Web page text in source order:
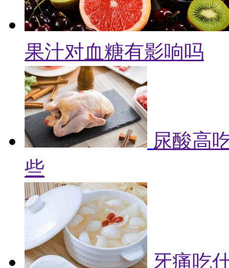
果汁对血糖有影响吗
尿酸高
些
牙痛吃